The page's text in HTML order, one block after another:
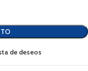
de deseos